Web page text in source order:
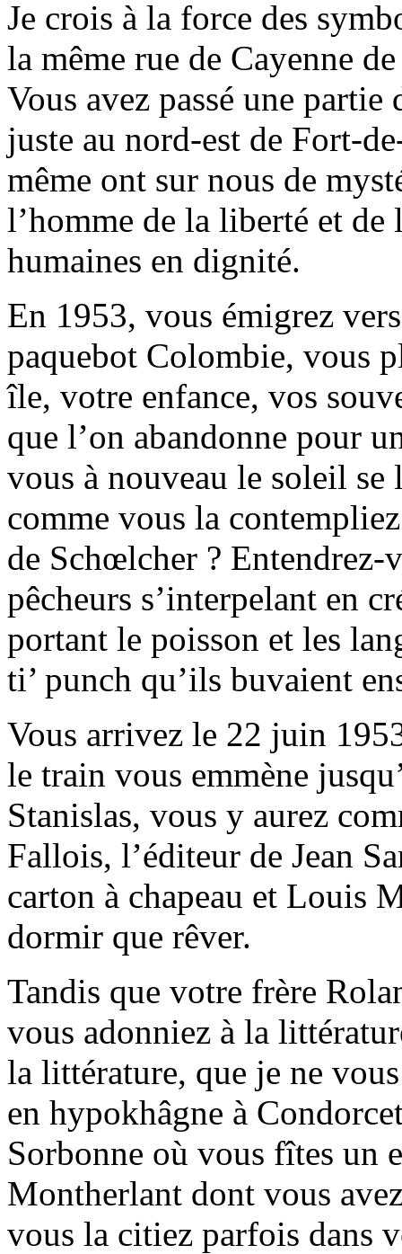
Je crois à la force des
la même rue de Cayenne
Vous avez passé une
juste au nord-est de Fort-
même ont sur nous de
l’homme de la liberté et de
humaines en dignité.
En 1953, vous émigrez
paquebot Colombie, vous
île, votre enfance, vos
que l’on abandonne pour
vous à nouveau le soleil se
comme vous la
de Schœlcher ? Entendrez-
pêcheurs s’interpelant en
portant le poisson et les
ti’ punch qu’ils buvaient
Vous arrivez le 22 juin
le train vous emmène
Stanislas, vous y aurez
Fallois, l’éditeur de Jean
carton à chapeau et Louis
dormir que rêver.
Tandis que votre frère
vous adonniez à la
la littérature, que je ne
en hypokhâgne à
Sorbonne où vous fîtes un
Montherlant dont vous
vous la citiez parfois dans